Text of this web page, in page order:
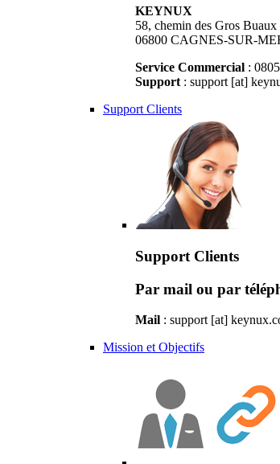
KEYNUX
58, chemin des Gros Buaux
06800 CAGNES-SUR-
Service Commercial :
Support : support [at]
Support Clients
Support Clients
Par mail ou par
Mail : support [at]
Mission et Objectifs